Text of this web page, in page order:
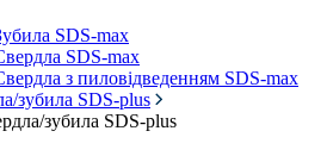
SDS-max
SDS-max
з пиловідведенням SDS-max
зубила SDS-plus
зубила SDS-plus